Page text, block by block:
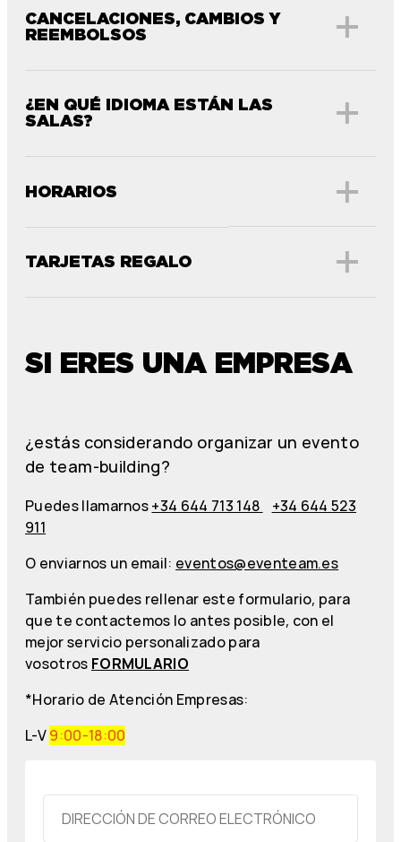
CANCELACIONES, CAMBIOS Y
REEMBOLSOS
¿EN QUÉ IDIOMA ESTÁN LAS
SALAS?
HORARIOS
TARJETAS REGALO
SI ERES UNA EMPRESA
¿estás considerando organizar un evento
de team-building?
Puedes llamarnos+34 644 713 148
+34 644 523
911
O enviarnos un email: eventos@eventeam.es
También puedes rellenar este formulario, para
que te contactemos lo antes posible, con el
mejor servicio personalizado para
vosotros FORMULARIO
*Horario de Atención Empresas:
L-V9:00-18:00